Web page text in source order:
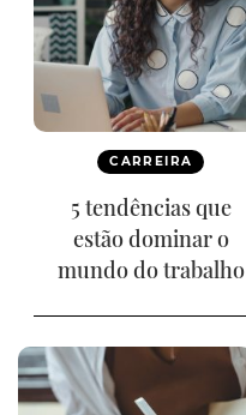
CARREIRA
5 tendências que
estão dominar o
mundo do trabalho